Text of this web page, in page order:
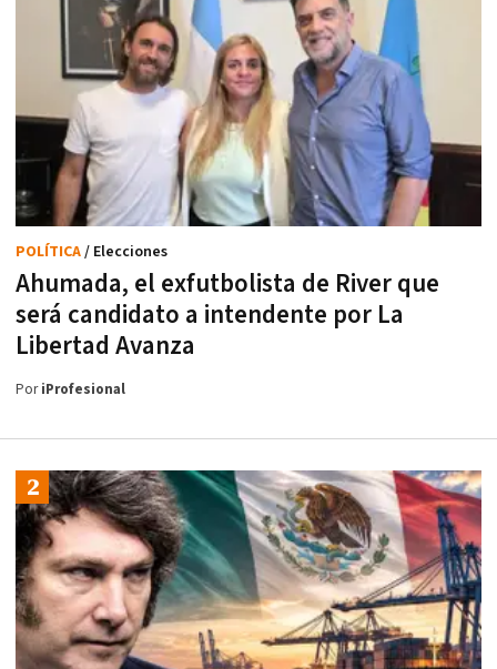
Ahumada, el exfutbolista de River que
será candidato a intendente por La
Libertad Avanza
POLÍTICA/ Elecciones
PoriProfesional